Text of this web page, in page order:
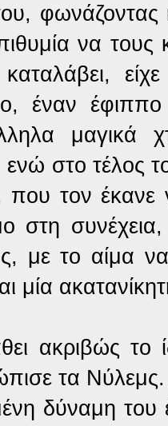
φωνάζοντας
να
έναν
μαγικά
στο τέλος
που τον έκανε
στη
με το αίμα
μία
ακριβώς το
τα
δύναμη του